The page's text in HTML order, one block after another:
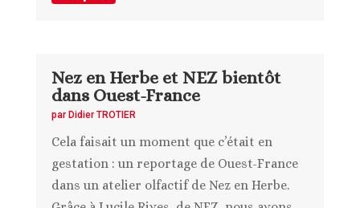
Nez en Herbe et NEZ bientôt
dans Ouest-France
par Didier TROTIER
Cela faisait un moment que c’était en
gestation : un reportage de Ouest-France
dans un atelier olfactif de Nez en Herbe.